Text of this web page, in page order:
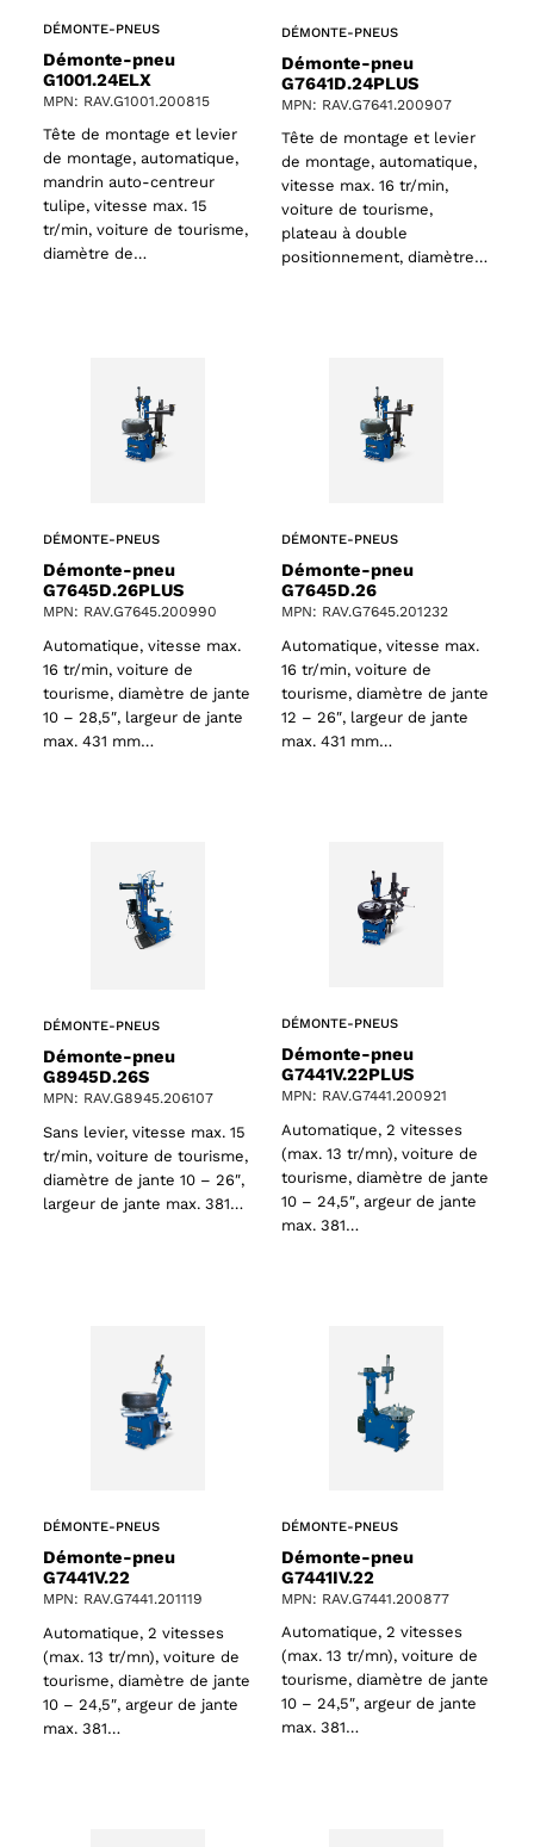
DÉMONTE-PNEUS
Démonte-pneu
G1001.24ELX
MPN: RAV.G1001.200815
Tête de montage et levier
de montage, automatique,
mandrin auto-centreur
tulipe, vitesse max. 15
tr/min, voiture de tourisme,
diamètre de…
DÉMONTE-PNEUS
Démonte-pneu
G7641D.24PLUS
MPN: RAV.G7641.200907
Tête de montage et levier
de montage, automatique,
vitesse max. 16 tr/min,
voiture de tourisme,
plateau à double
positionnement, diamètre…
DÉMONTE-PNEUS
Démonte-pneu
G7645D.26PLUS
MPN: RAV.G7645.200990
Automatique, vitesse max.
16 tr/min, voiture de
tourisme, diamètre de jante
10 – 28,5″, largeur de jante
max. 431 mm…
DÉMONTE-PNEUS
Démonte-pneu
G7645D.26
MPN: RAV.G7645.201232
Automatique, vitesse max.
16 tr/min, voiture de
tourisme, diamètre de jante
12 – 26″, largeur de jante
max. 431 mm…
DÉMONTE-PNEUS
Démonte-pneu
G8945D.26S
MPN: RAV.G8945.206107
Sans levier, vitesse max. 15
tr/min, voiture de tourisme,
diamètre de jante 10 – 26″,
largeur de jante max. 381…
DÉMONTE-PNEUS
Démonte-pneu
G7441V.22PLUS
MPN: RAV.G7441.200921
Automatique, 2 vitesses
(max. 13 tr/mn), voiture de
tourisme, diamètre de jante
10 – 24,5″, argeur de jante
max. 381…
DÉMONTE-PNEUS
Démonte-pneu
G7441V.22
MPN: RAV.G7441.201119
Automatique, 2 vitesses
(max. 13 tr/mn), voiture de
tourisme, diamètre de jante
10 – 24,5″, argeur de jante
max. 381…
DÉMONTE-PNEUS
Démonte-pneu
G7441IV.22
MPN: RAV.G7441.200877
Automatique, 2 vitesses
(max. 13 tr/mn), voiture de
tourisme, diamètre de jante
10 – 24,5″, argeur de jante
max. 381…